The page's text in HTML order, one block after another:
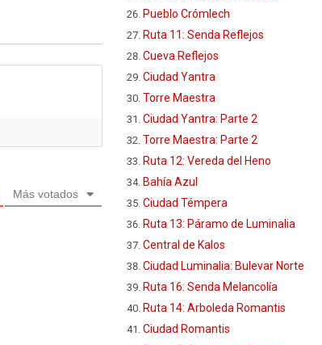
Más votados
Pueblo Crómlech
Ruta 11: Senda Reflejos
Cueva Reflejos
Ciudad Yantra
Torre Maestra
Ciudad Yantra: Parte 2
Torre Maestra: Parte 2
Ruta 12: Vereda del Heno
Bahía Azul
Ciudad Témpera
Ruta 13: Páramo de Luminalia
Central de Kalos
Ciudad Luminalia: Bulevar Norte
Ruta 16: Senda Melancolía
Ruta 14: Arboleda Romantis
Ciudad Romantis